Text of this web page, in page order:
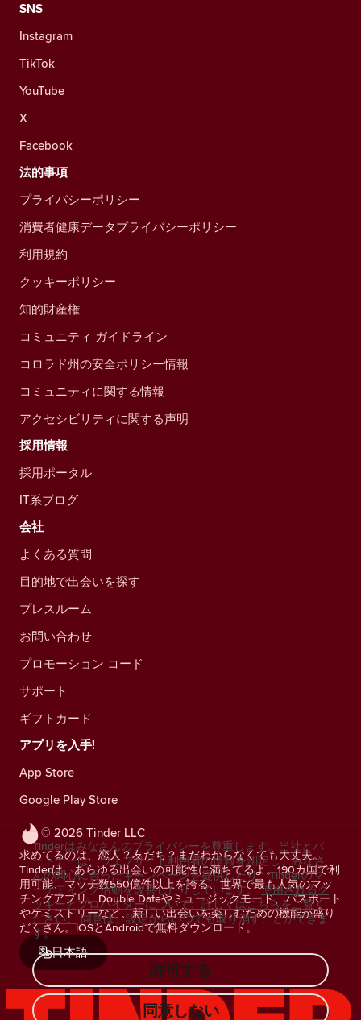
© 2026 Tinder LLC
求めてるのは、恋人？友だち？まだわからなくても大丈夫。
Tinderは、あらゆる出会いの可能性に満ちてるよ。190カ国で利
用可能、マッチ数550億件以上を誇る、世界で最も人気のマッ
チングアプリ。Double Dateやミュージックモード、パスポート
やケミストリーなど、新しい出会いを楽しむための機能が盛り
だくさん。iOSとAndroidで無料ダウンロード。
日本語
SNS
Instagram
TikTok
YouTube
X
Facebook
法的事項
プライバシーポリシー
消費者健康データプライバシーポリシー
利用規約
クッキーポリシー
知的財産権
コミュニティ ガイドライン
コロラド州の安全ポリシー情報
コミュニティに関する情報
アクセシビリティに関する声明
採用情報
採用ポータル
IT系ブログ
会社
よくある質問
目的地で出会いを探す
プレスルーム
お問い合わせ
プロモーション コード
サポート
ギフトカード
アプリを入手!
App Store
Google Play Store
Tinderはみなさんのプライバシーを尊重します。当社とパ
ートナーは、ウェブサイト利用者の情報を測定し、みなさ
んの関心に合ったキャンペーンを提供したり、Tinderのマ
ーケティング活動を改善したりしています。 使用されるク
ッキーとプロバイダーについて、詳しくはこちらをご覧く
ださい。 同意は、設定からいつでも取り消すことができま
す。
許可する
同意しない